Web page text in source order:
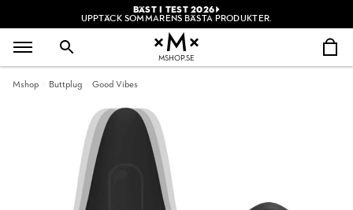
BÄST I TEST 2026
UPPTÄCK SOMMARENS BÄSTA PRODUKTER.
MSHOP.SE
Mshop Buttplug Good Vibes